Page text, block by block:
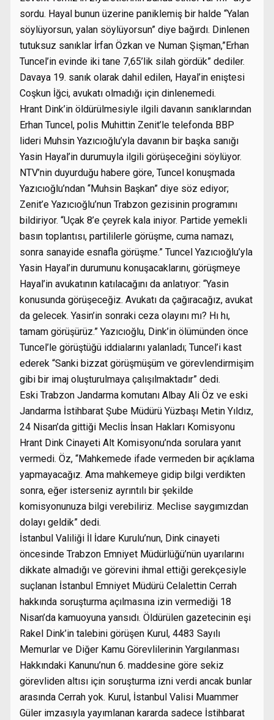
sordu. Hayal bunun üzerine paniklemiş bir halde “Yalan
söylüyorsun, yalan söylüyorsun” diye bağırdı. Dinlenen
tutuksuz sanıklar İrfan Özkan ve Numan Şişman,”Erhan
Tuncel’in evinde iki tane 7,65’lik silah gördük” dediler.
Davaya 19. sanık olarak dahil edilen, Hayal’in eniştesi
Coşkun İğci, avukatı olmadığı için dinlenemedi.
Hrant Dink’in öldürülmesiyle ilgili davanın sanıklarından
Erhan Tuncel, polis Muhittin Zenit’le telefonda BBP
lideri Muhsin Yazıcıoğlu’yla davanın bir başka sanığı
Yasin Hayal’in durumuyla ilgili görüşeceğini söylüyor.
NTV’nin duyurduğu habere göre, Tuncel konuşmada
Yazıcıoğlu’ndan “Muhsin Başkan” diye söz ediyor;
Zenit’e Yazıcıoğlu’nun Trabzon gezisinin programını
bildiriyor. “Uçak 8’e çeyrek kala iniyor. Partide yemekli
basın toplantısı, partililerle görüşme, cuma namazı,
sonra sanayide esnafla görüşme.” Tuncel Yazıcıoğlu’yla
Yasin Hayal’in durumunu konuşacaklarını, görüşmeye
Hayal’in avukatının katılacağını da anlatıyor: “Yasin
konusunda görüşeceğiz. Avukatı da çağıracağız, avukat
da gelecek. Yasin’in sonraki ceza olayını mı? Hı hı,
tamam görüşürüz.” Yazıcıoğlu, Dink’in ölümünden önce
Tuncel’le görüştüğü iddialarını yalanladı; Tuncel’i kast
ederek “Sanki bizzat görüşmüşüm ve görevlendirmişim
gibi bir imaj oluşturulmaya çalışılmaktadır” dedi.
Eski Trabzon Jandarma komutanı Albay Ali Öz ve eski
Jandarma İstihbarat Şube Müdürü Yüzbaşı Metin Yıldız,
24 Nisan’da gittiği Meclis İnsan Hakları Komisyonu
Hrant Dink Cinayeti Alt Komisyonu’nda sorulara yanıt
vermedi. Öz, “Mahkemede ifade vermeden bir açıklama
yapmayacağız. Ama mahkemeye gidip bilgi verdikten
sonra, eğer isterseniz ayrıntılı bir şekilde
komisyonunuza bilgi verebiliriz. Meclise saygımızdan
dolayı geldik” dedi.
İstanbul Valiliği İl İdare Kurulu’nun, Dink cinayeti
öncesinde Trabzon Emniyet Müdürlüğü’nün uyarılarını
dikkate almadığı ve görevini ihmal ettiği gerekçesiyle
suçlanan İstanbul Emniyet Müdürü Celalettin Cerrah
hakkında soruşturma açılmasına izin vermediği 18
Nisan’da kamuoyuna yansıdı. Öldürülen gazetecinin eşi
Rakel Dink’in talebini görüşen Kurul, 4483 Sayılı
Memurlar ve Diğer Kamu Görevlilerinin Yargılanması
Hakkındaki Kanunu’nun 6. maddesine göre sekiz
görevliden altısı için soruşturma izni verdi ancak bunlar
arasında Cerrah yok. Kurul, İstanbul Valisi Muammer
Güler imzasıyla yayımlanan kararda sadece İstihbarat